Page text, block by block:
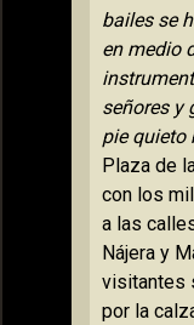
bailes se
en medio
señores y
pie quieto
Plaza de
con los
a las
Nájera y
visitantes
por la